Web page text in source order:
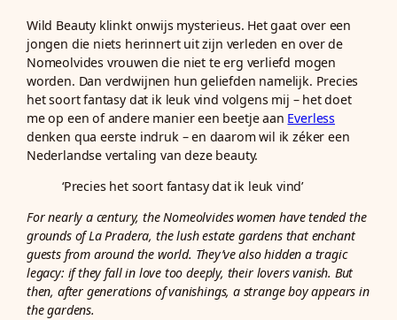
Wild Beauty klinkt onwijs mysterieus. Het gaat over een
jongen die niets herinnert uit zijn verleden en over de
Nomeolvides vrouwen die niet te erg verliefd mogen
worden. Dan verdwijnen hun geliefden namelijk. Precies
het soort fantasy dat ik leuk vind volgens mij – het doet
me op een of andere manier een beetje aan Everless
denken qua eerste indruk – en daarom wil ik zéker een
Nederlandse vertaling van deze beauty.
‘Precies het soort fantasy dat ik leuk vind’
For nearly a century, the Nomeolvides women have tended the
grounds of La Pradera, the lush estate gardens that enchant
guests from around the world. They’ve also hidden a tragic
legacy: if they fall in love too deeply, their lovers vanish. But
then, after generations of vanishings, a strange boy appears in
the gardens.